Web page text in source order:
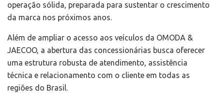
operação sólida, preparada para sustentar o crescimento
da marca nos próximos anos.
Além de ampliar o acesso aos veículos da OMODA &
JAECOO, a abertura das concessionárias busca oferecer
uma estrutura robusta de atendimento, assistência
técnica e relacionamento com o cliente em todas as
regiões do Brasil.